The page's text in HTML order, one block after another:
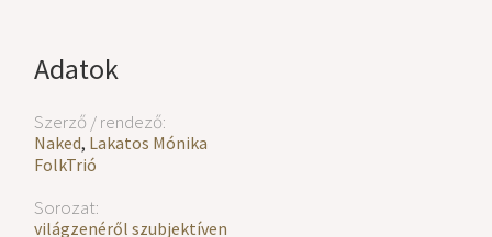
Adatok
Szerző / rendező:
Naked, Lakatos Mónika
FolkTrió
Sorozat:
világzenéről szubjektíven